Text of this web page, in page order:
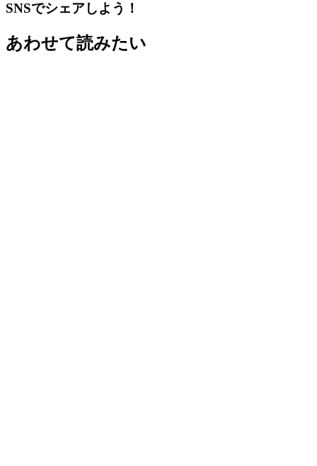
SNSでシェアしよう！
あわせて読みたい